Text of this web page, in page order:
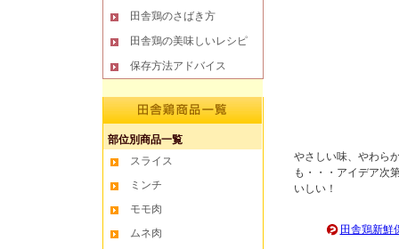
田舎鶏のさばき方
田舎鶏の美味しいレシピ
保存方法アドバイス
部位別商品一覧
スライス
ミンチ
モモ肉
ムネ肉
やさしい味、やわら
も・・・アイデア次
いしい！
田舎鶏新鮮